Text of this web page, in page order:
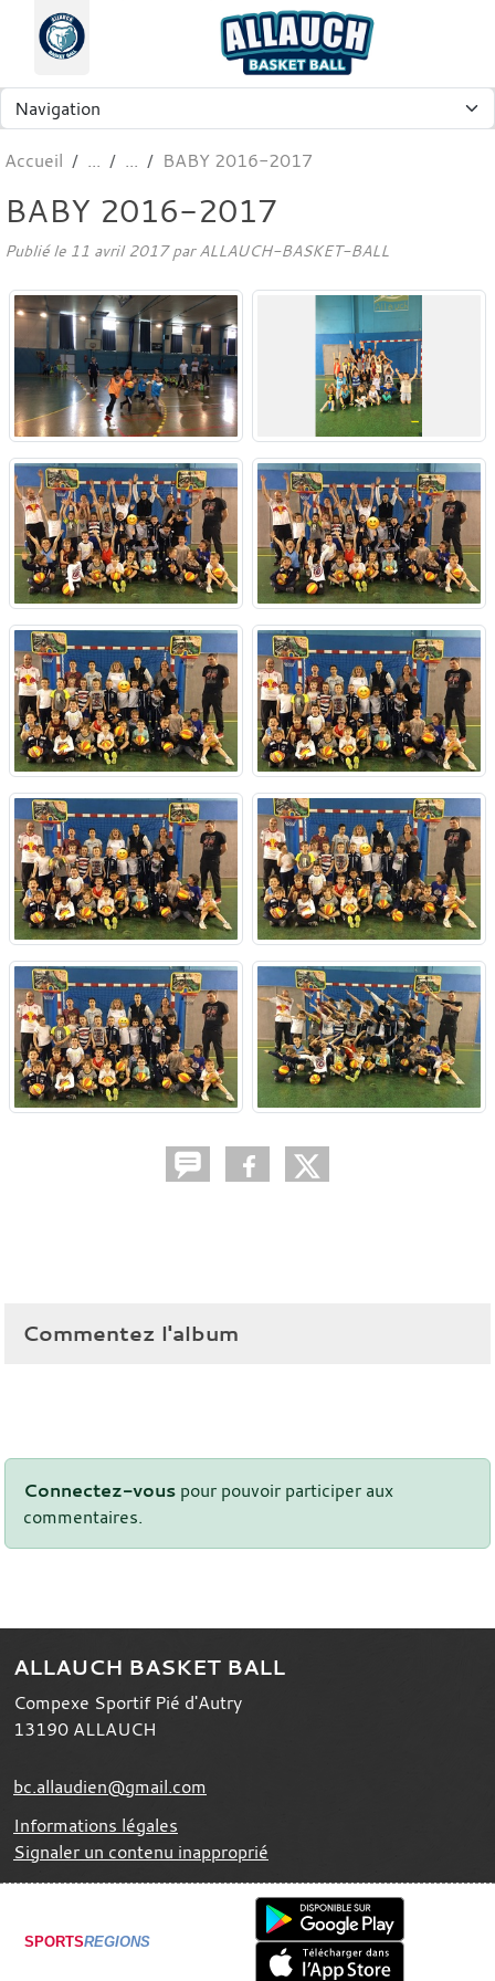
Accueil BABY 2016-2017
BABY 2016-2017
Publié le 11 avril 2017par ALLAUCH-BASKET-BALL
Commentez l'album
Connectez-vous pour pouvoir participer aux
commentaires.
ALLAUCH BASKET BALL
Compexe Sportif Pié d'Autry
13190 ALLAUCH
bc.allaudien@gmail.com
Informations légales
Signaler un contenu inapproprié
SPORTSREGIONS
Panneau de gestion des cookies